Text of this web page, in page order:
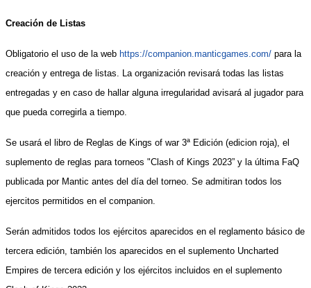
Creación de Listas
Obligatorio el uso de la web https://companion.manticgames.com/ para la
creación y entrega de listas. La organización revisará todas las listas
entregadas y en caso de hallar alguna irregularidad avisará al jugador para
que pueda corregirla a tiempo.
Se usará el libro de Reglas de Kings of war 3ª Edición (edicion roja) , el
suplemento de reglas para torneos "Clash of Kings 2023” y la última FaQ
publicada por Mantic antes del día del torneo. Se admitiran todos los
ejercitos permitidos en el companion.
Serán admitidos todos los ejércitos aparecidos en el reglamento básico de
tercera edición, también los aparecidos en el suplemento Uncharted
Empires de tercera edición y los ejércitos incluidos en el suplemento